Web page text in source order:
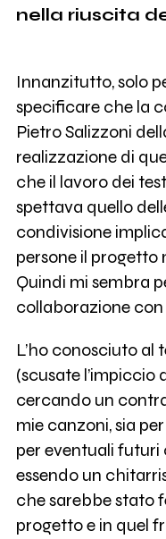
nella riuscita
Innanzitutto, solo
specificare che la
Pietro Salizzoni
realizzazione di
che il lavoro dei
spettava quello
condivisione
persone il progetto
Quindi mi sembra
collaborazione
L’ho conosciuto al
(scusate l’impiccio
cercando un
mie canzoni, sia
per eventuali futuri
essendo un
che sarebbe stato
progetto e in quel